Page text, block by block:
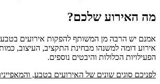
מה האירוע שלכם?
אמנם יש הרבה מן המשותף להפקות אירועים
אירוע דומה למשנהו מבחינת התקציב, העיצוב,
הפעילויות הכלולות והיבטים נוספים.
לפניכם סוגים שונים של האירועים בטבע,